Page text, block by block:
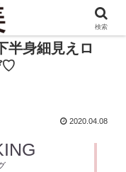
半身細見えロ
♡
2020.04.08
検索